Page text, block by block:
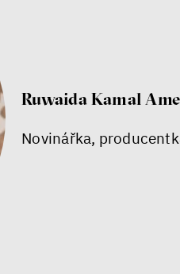
Ruwaida Kamal
Novinářka,